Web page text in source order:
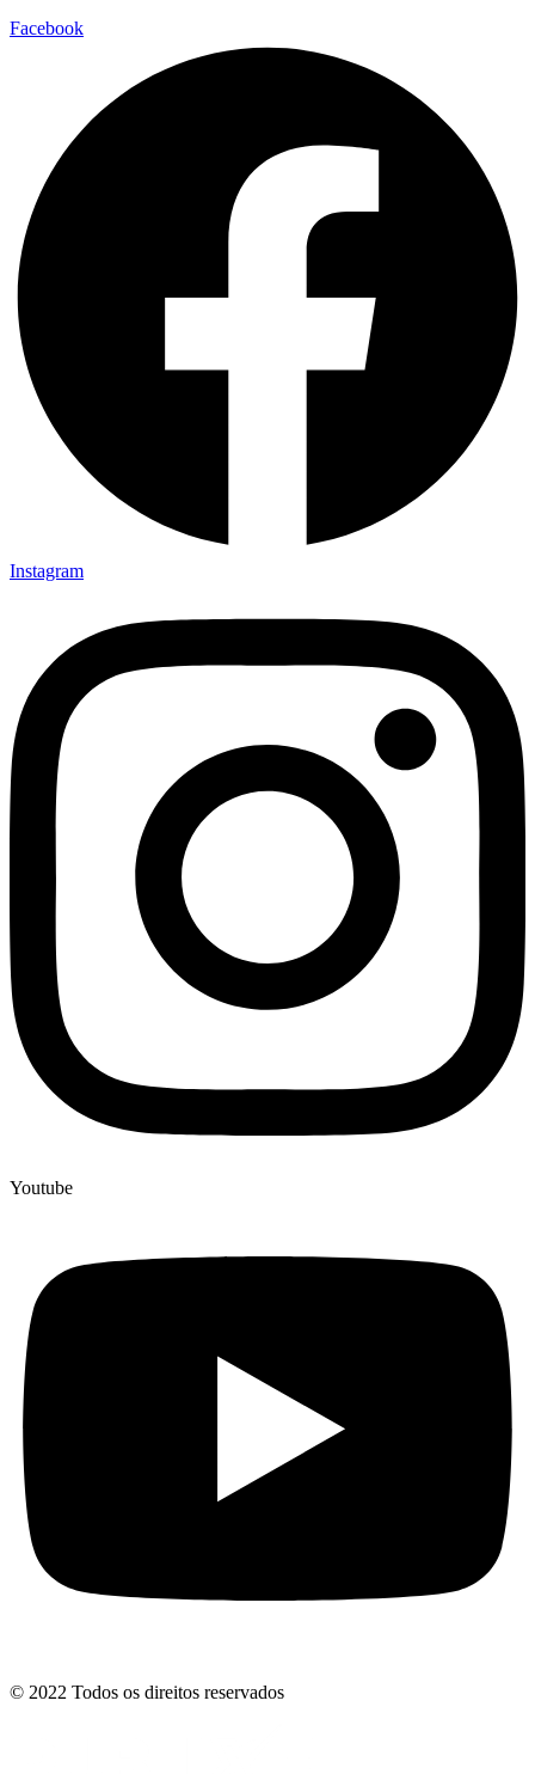
Facebook
Instagram
Youtube
© 2022 Todos os direitos reservados